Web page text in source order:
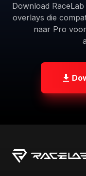
Download
overlays die
naar Pro